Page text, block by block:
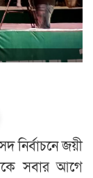
নির্বাচনে জয়ী
সবার আগে